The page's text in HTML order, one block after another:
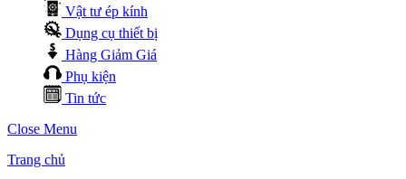
Vật tư ép kính
Dụng cụ thiết bị
Hàng Giảm Giá
Phụ kiện
Tin tức
Close Menu
Trang chủ